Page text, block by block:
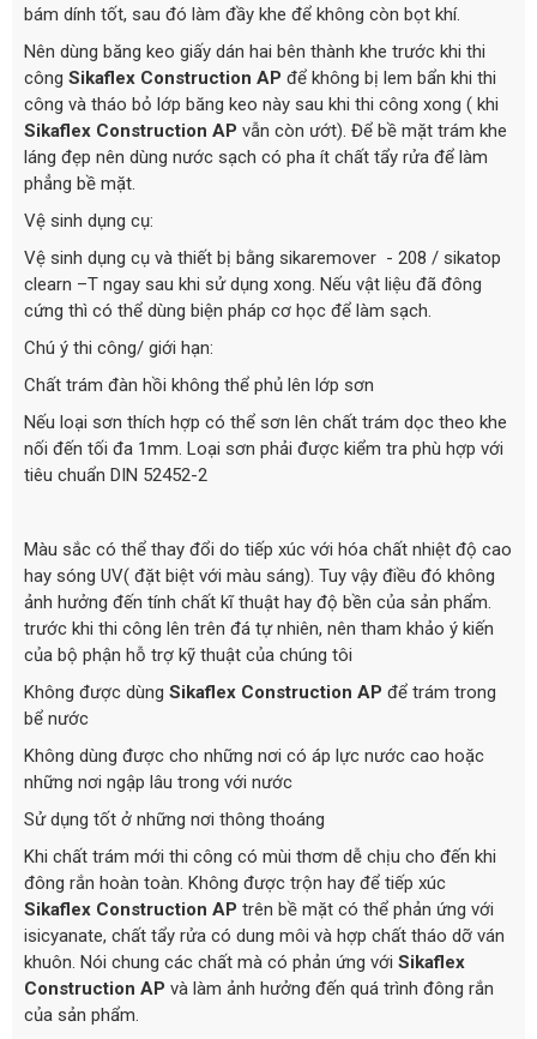
bám dính tốt, sau đó làm đầy khe để không còn bọt khí.
Nên dùng băng keo giấy dán hai bên thành khe trước khi thi
công Sikaflex Construction AP để không bị lem bẩn khi thi
công và tháo bỏ lớp băng keo này sau khi thi công xong ( khi
Sikaflex Construction AP vẫn còn ướt). Để bề mặt trám khe
láng đẹp nên dùng nước sạch có pha ít chất tẩy rửa để làm
phẳng bề mặt.
Vệ sinh dụng cụ:
Vệ sinh dụng cụ và thiết bị bằng sikaremover - 208 / sikatop
clearn –T ngay sau khi sử dụng xong. Nếu vật liệu đã đông
cứng thì có thể dùng biện pháp cơ học để làm sạch.
Chú ý thi công/ giới hạn:
Chất trám đàn hồi không thể phủ lên lớp sơn
Nếu loại sơn thích hợp có thể sơn lên chất trám dọc theo khe
nối đến tối đa 1mm. Loại sơn phải được kiểm tra phù hợp với
tiêu chuẩn DIN 52452-2
Màu sắc có thể thay đổi do tiếp xúc với hóa chất nhiệt độ cao
hay sóng UV( đặt biệt với màu sáng). Tuy vậy điều đó không
ảnh hưởng đến tính chất kĩ thuật hay độ bền của sản phẩm.
trước khi thi công lên trên đá tự nhiên, nên tham khảo ý kiến
của bộ phận hỗ trợ kỹ thuật của chúng tôi
Không được dùng Sikaflex Construction AP để trám trong
bể nước
Không dùng được cho những nơi có áp lực nước cao hoặc
những nơi ngập lâu trong với nước
Sử dụng tốt ở những nơi thông thoáng
Khi chất trám mới thi công có mùi thơm dễ chịu cho đến khi
đông rắn hoàn toàn. Không được trộn hay để tiếp xúc
Sikaflex Construction AP trên bề mặt có thể phản ứng với
isicyanate, chất tẩy rửa có dung môi và hợp chất tháo dỡ ván
khuôn. Nói chung các chất mà có phản ứng với Sikaflex
Construction AP và làm ảnh hưởng đến quá trình đông rắn
của sản phẩm.